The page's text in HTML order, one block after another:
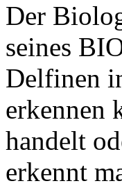
Der
seines
Delfinen
erkennen
handelt
erkennt